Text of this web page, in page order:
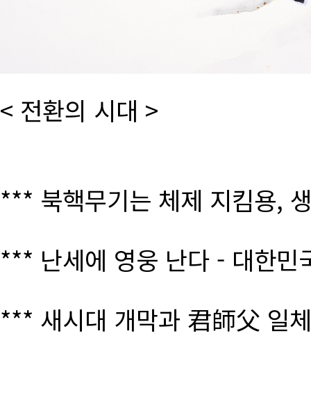
< 전환의 시대 >
*** 북핵무기는 체제 지킴용,
*** 난세에 영웅 난다 - 대한
*** 새시대 개막과 君師父 일